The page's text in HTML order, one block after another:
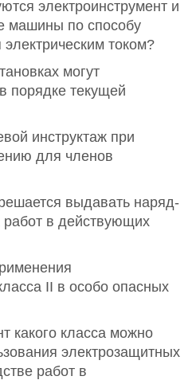
электроинструмент и
машины по способу
током?
могут
порядке текущей
инструктаж при
для членов
выдавать наряд-
работ в действующих
II в особо опасных
какого класса можно
электрозащитных
работ в